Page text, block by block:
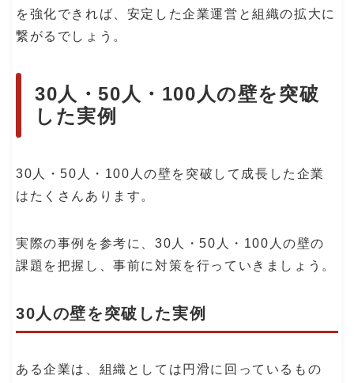
を強化できれば、安定した企業運営と組織の拡大に
繋がるでしょう。
30人・50人・100人の壁を突破
した実例
30人・50人・100人の壁を突破して成長した企業
はたくさんあります。
実際の事例を参考に、30人・50人・100人の壁の
課題を把握し、事前に対策を行っていきましょう。
30人の壁を突破した実例
ある企業は、組織としては円滑に回っているもの